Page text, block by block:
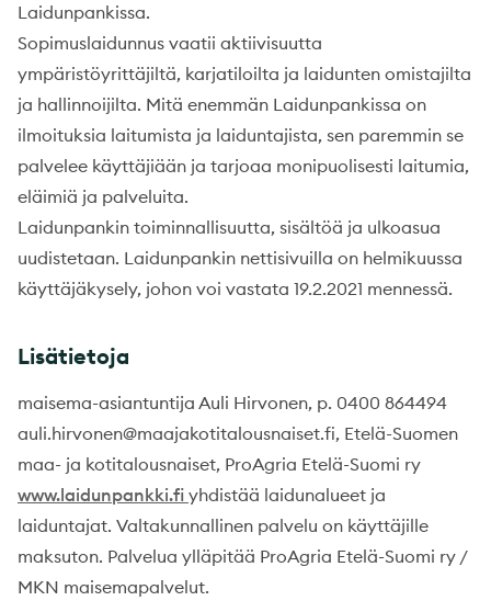
Laidunpankissa.
Sopimuslaidunnus vaatii aktiivisuutta
ympäristöyrittäjiltä, karjatiloilta ja laidunten omistajilta
ja hallinnoijilta. Mitä enemmän Laidunpankissa on
ilmoituksia laitumista ja laiduntajista, sen paremmin se
palvelee käyttäjiään ja tarjoaa monipuolisesti laitumia,
eläimiä ja palveluita.
Laidunpankin toiminnallisuutta, sisältöä ja ulkoasua
uudistetaan. Laidunpankin nettisivuilla on helmikuussa
käyttäjäkysely, johon voi vastata 19.2.2021 mennessä.
Lisätietoja
maisema-asiantuntija Auli Hirvonen, p. 0400 864494
auli.hirvonen@maajakotitalousnaiset.fi, Etelä-Suomen
maa- ja kotitalousnaiset, ProAgria Etelä-Suomi ry
www.laidunpankki.fi yhdistää laidunalueet ja
laiduntajat. Valtakunnallinen palvelu on käyttäjille
maksuton. Palvelua ylläpitää ProAgria Etelä-Suomi ry /
MKN maisemapalvelut.